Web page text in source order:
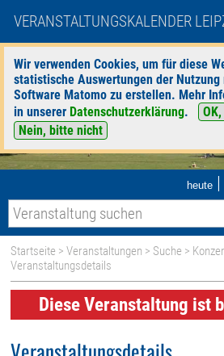
VERANSTALTUNGSKALENDER
Wir verwenden Cookies, um für diese
statistische Auswertungen der
Software Matomo zu erstellen. Mehr
in unserer Datenschutzerklärung.
Nein, bitte nicht
heute |
Startseite >Veranstaltungen > Suche >
Veranstaltungsdetails
Diese Veranstaltung ist